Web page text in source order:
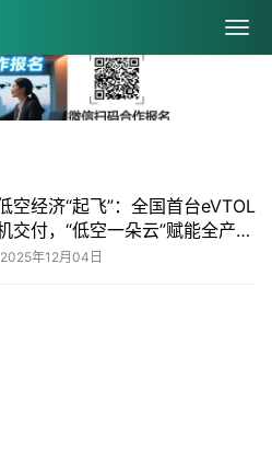
空经济“起飞”：全国首台eVTOL
交付，“低空一朵云”赋能全产业
年12月04日